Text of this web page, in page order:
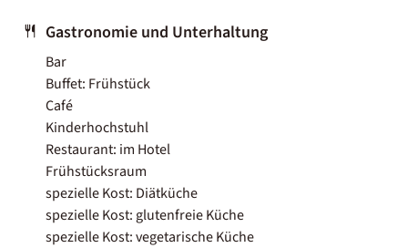
Gastronomie und Unterhaltung
Bar
Buffet: Frühstück
Café
Kinderhochstuhl
Restaurant: im Hotel
Frühstücksraum
spezielle Kost: Diätküche
spezielle Kost: glutenfreie Küche
spezielle Kost: vegetarische Küche